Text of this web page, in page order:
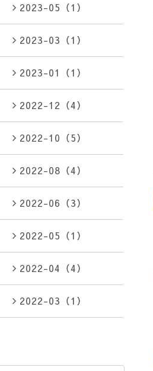
2023-05（1）
2023-03（1）
2023-01（1）
2022-12（4）
2022-10（5）
2022-08（4）
2022-06（3）
2022-05（1）
2022-04（4）
2022-03（1）